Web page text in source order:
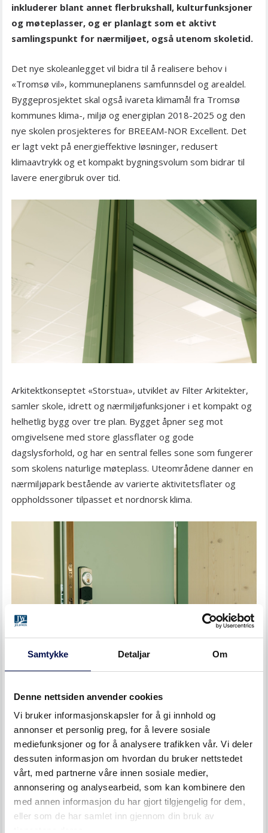
Samtykke Detaljar Om
Denne nettsiden anvender cookies
Vi bruker informasjonskapsler for å gi innhold og
annonser et personlig preg, for å levere sosiale
mediefunksjoner og for å analysere trafikken vår. Vi deler
dessuten informasjon om hvordan du bruker nettstedet
vårt, med partnerne våre innen sosiale medier,
annonsering og analysearbeid, som kan kombinere den
med annen informasjon du har gjort tilgjengelig for dem,
eller som de har samlet inn gjennom din bruk av
inkluderer blant annet flerbrukshall, kulturfunksjoner
og møteplasser, og er planlagt som et aktivt
samlingspunkt for nærmiljøet, også utenom skoletid.
Det nye skoleanlegget vil bidra til å realisere behov i
«Tromsø vil», kommuneplanens samfunnsdel og arealdel.
Byggeprosjektet skal også ivareta klimamål fra Tromsø
kommunes klima-, miljø og energiplan 2018-2025 og den
nye skolen prosjekteres for BREEAM-NOR Excellent. Det
er lagt vekt på energieffektive løsninger, redusert
klimaavtrykk og et kompakt bygningsvolum som bidrar til
lavere energibruk over tid.
Arkitektkonseptet «Storstua», utviklet av Filter Arkitekter,
samler skole, idrett og nærmiljøfunksjoner i et kompakt og
helhetlig bygg over tre plan. Bygget åpner seg mot
omgivelsene med store glassflater og gode
dagslysforhold, og har en sentral felles sone som fungerer
som skolens naturlige møteplass. Uteområdene danner en
nærmiljøpark bestående av varierte aktivitetsflater og
oppholdssoner tilpasset et nordnorsk klima.
Høsten 2026 åpnet den splitter nye skolen på cirka 11 500
kvadratmeter, med plass til 630 elever på Kvaløysletta.
Ferdigstillelse uterom er forventet til 3. kvartal 2027.